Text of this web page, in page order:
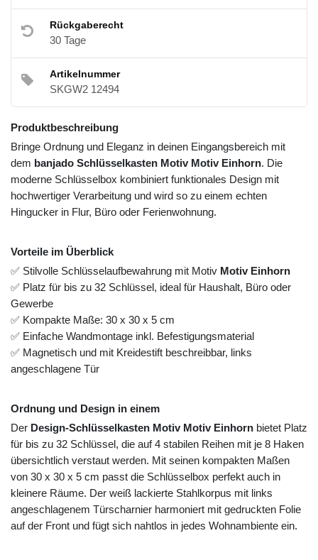
Rückgaberecht
30 Tage
Artikelnummer
SKGW2 12494
Produktbeschreibung
Bringe Ordnung und Eleganz in deinen Eingangsbereich mit
dem banjado Schlüsselkasten Motiv Motiv Einhorn. Die
moderne Schlüsselbox kombiniert funktionales Design mit
hochwertiger Verarbeitung und wird so zu einem echten
Hingucker in Flur, Büro oder Ferienwohnung.
Vorteile im Überblick
✅ Stilvolle Schlüsselaufbewahrung mit Motiv Motiv Einhorn
✅ Platz für bis zu 32 Schlüssel, ideal für Haushalt, Büro oder
Gewerbe
✅ Kompakte Maße: 30 x 30 x 5 cm
✅ Einfache Wandmontage inkl. Befestigungsmaterial
✅ Magnetisch und mit Kreidestift beschreibbar, links
angeschlagene Tür
Ordnung und Design in einem
Der Design-Schlüsselkasten Motiv Motiv Einhorn bietet Platz
für bis zu 32 Schlüssel, die auf 4 stabilen Reihen mit je 8 Haken
übersichtlich verstaut werden. Mit seinen kompakten Maßen
von 30 x 30 x 5 cm passt die Schlüsselbox perfekt auch in
kleinere Räume. Der weiß lackierte Stahlkorpus mit links
angeschlagenem Türscharnier harmoniert mit gedruckten Folie
auf der Front und fügt sich nahtlos in jedes Wohnambiente ein.